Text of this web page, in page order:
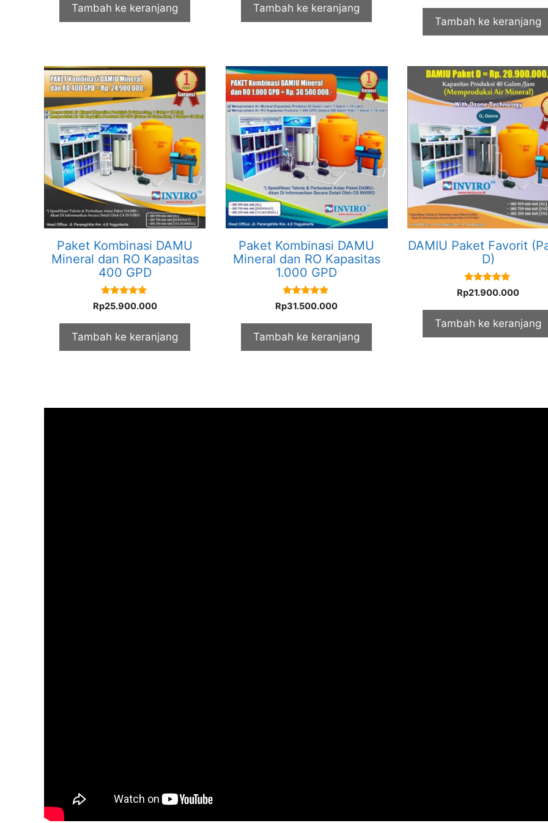
Tambah ke keranjang Tambah ke keranjang
Tambah ke keranjang
Paket Kombinasi DAMU
Mineral dan RO Kapasitas
400 GPD
5.00
out of 5
Rp25.900.000
Tambah ke keranjang
Paket Kombinasi DAMU
Mineral dan RO Kapasitas
1.000 GPD
5.00
out of 5
Rp31.500.000
Tambah ke keranjang
DAMIU Paket Favorit
D)
5.00
out of 5
Rp21.900.000
Tambah ke keranjang